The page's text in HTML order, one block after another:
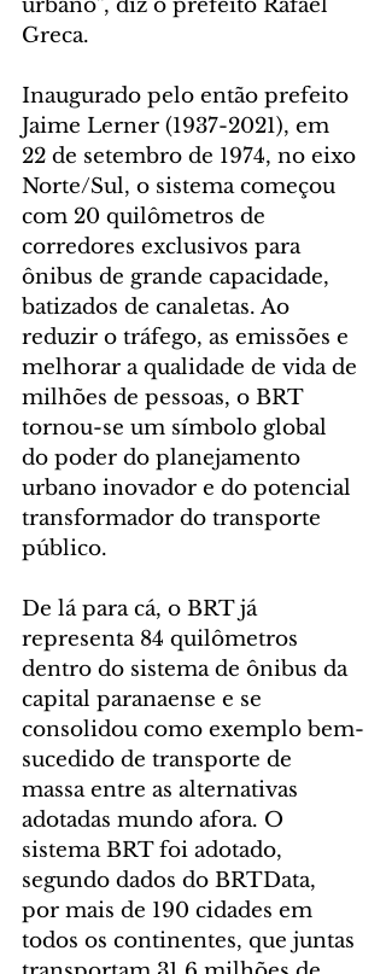
urbano”, diz o prefeito Rafael
Greca.
Inaugurado pelo então prefeito
Jaime Lerner (1937-2021), em
22 de setembro de 1974, no eixo
Norte/Sul, o sistema começou
com 20 quilômetros de
corredores exclusivos para
ônibus de grande capacidade,
batizados de canaletas. Ao
reduzir o tráfego, as emissões e
melhorar a qualidade de vida de
milhões de pessoas, o BRT
tornou-se um símbolo global
do poder do planejamento
urbano inovador e do potencial
transformador do transporte
público.
De lá para cá, o BRT já
representa 84 quilômetros
dentro do sistema de ônibus da
capital paranaense e se
consolidou como exemplo bem-
sucedido de transporte de
massa entre as alternativas
adotadas mundo afora. O
sistema BRT foi adotado,
segundo dados do BRTData,
por mais de 190 cidades em
todos os continentes, que juntas